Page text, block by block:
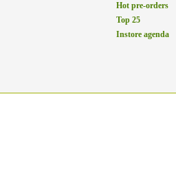
Hot pre-orders
Top 25
Instore agenda